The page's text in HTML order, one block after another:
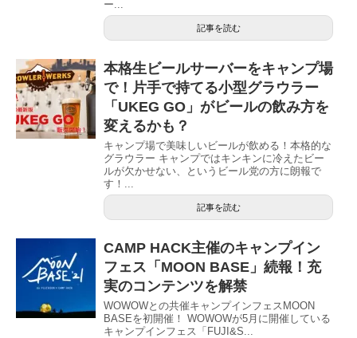
ー...
記事を読む
本格生ビールサーバーをキャンプ場
で！片手で持てる小型グラウラー
「UKEG GO」がビールの飲み方を
変えるかも？
キャンプ場で美味しいビールが飲める！本格的な
グラウラー キャンプではキンキンに冷えたビー
ルが欠かせない、というビール党の方に朗報で
す！...
記事を読む
CAMP HACK主催のキャンプイン
フェス「MOON BASE」続報！充
実のコンテンツを解禁
WOWOWとの共催キャンプインフェスMOON
BASEを初開催！ WOWOWが5月に開催している
キャンプインフェス「FUJI&S...